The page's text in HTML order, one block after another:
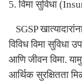
5.विमा सुविधा (
SGSP
विविध विमा सुविधा
आणि जीवन विमा.
आर्थिक सुरक्षितता